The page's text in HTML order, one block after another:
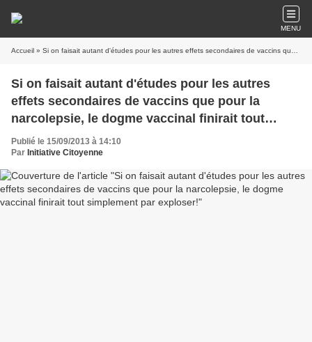
MENU
Accueil » Si on faisait autant d'études pour les autres effets secondaires de vaccins que pour la narcolepsie, le dogme vaccinal finirait tout simplement par exploser!
Si on faisait autant d'études pour les autres
effets secondaires de vaccins que pour la
narcolepsie, le dogme vaccinal finirait tout
simplement par exploser!
Publié le 15/09/2013 à 14:10
Par Initiative Citoyenne